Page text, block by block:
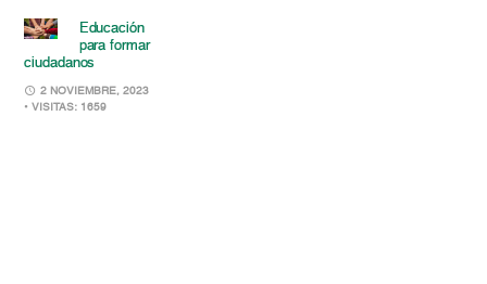
Educación
para formar
ciudadanos
2 NOVIEMBRE, 2023
• VISITAS: 1659